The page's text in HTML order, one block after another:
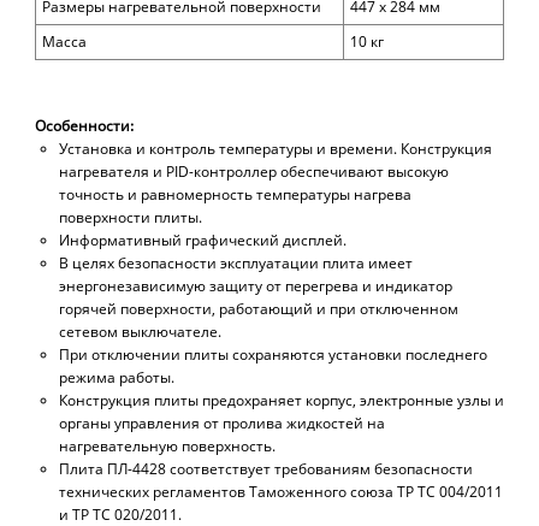
Размеры нагревательной поверхности
447 х 284 мм
Масса
10 кг
Особенности:
Установка и контроль температуры и времени. Конструкция
нагревателя и PID-контроллер обеспечивают высокую
точность и равномерность температуры нагрева
поверхности плиты.
Информативный графический дисплей.
В целях безопасности эксплуатации плита имеет
энергонезависимую защиту от перегрева и индикатор
горячей поверхности, работающий и при отключенном
сетевом выключателе.
При отключении плиты сохраняются установки последнего
режима работы.
Конструкция плиты предохраняет корпус, электронные узлы и
органы управления от пролива жидкостей на
нагревательную поверхность.
Плита ПЛ-4428 соответствует требованиям безопасности
технических регламентов Таможенного союза ТР ТС 004/2011
и ТР ТС 020/2011.